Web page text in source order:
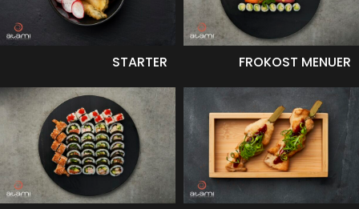
STARTER FROKOST MENUER